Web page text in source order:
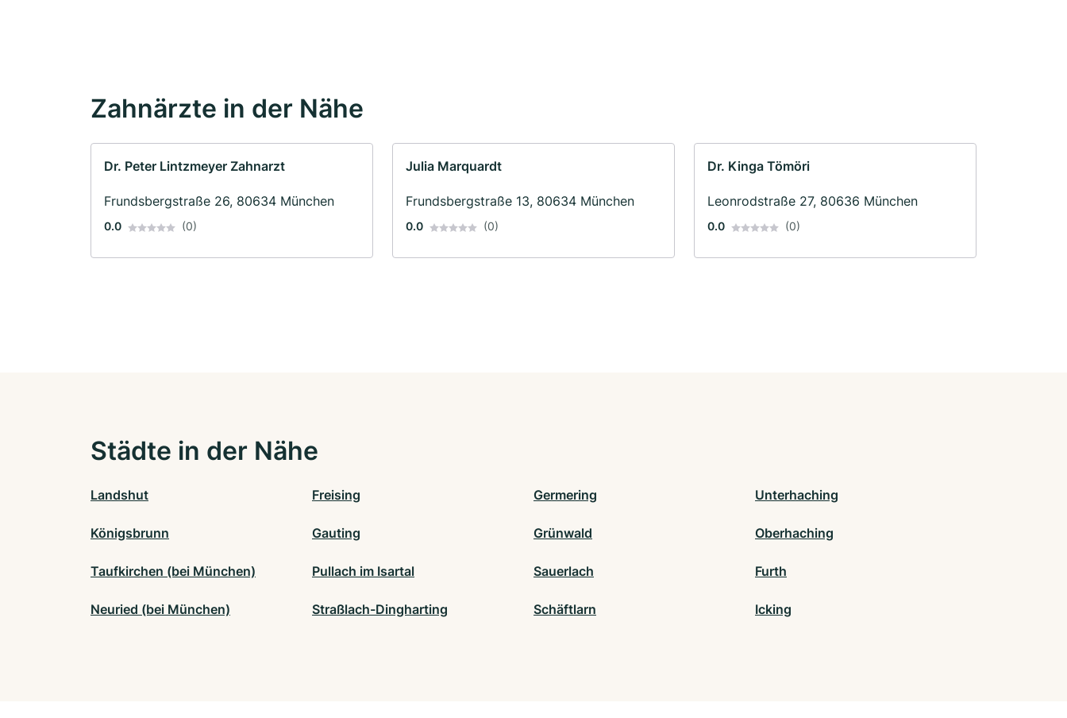
Zahnärzte in der Nähe
Dr. Peter Lintzmeyer Zahnarzt
Frundsbergstraße 26, 80634 München
0.0 (0)
Julia Marquardt
Frundsbergstraße 13, 80634 München
0.0 (0)
Dr. Kinga Tömöri
Leonrodstraße 27, 80636 München
0.0 (0)
Städte in der Nähe
Landshut Freising Germering Unterhaching
Königsbrunn Gauting Grünwald Oberhaching
Taufkirchen (bei München) Pullach im Isartal Sauerlach Furth
Neuried (bei München) Straßlach-Dingharting Schäftlarn Icking